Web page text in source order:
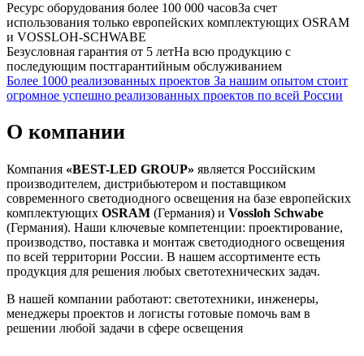
Ресурс оборудования более 100 000 часовЗа счет
использования только европейских комплектующих OSRAM
и VOSSLOH-SCHWABE
Безусловная гарантия от 5 летНа всю продукцию с
последующим постгарантийным обслуживанием
Более 1000 реализованных проектов За нашим опытом стоит
огромное успешно реализованных проектов по всей России
О компании
Компания «BEST-LED GROUP» является Российским
производителем, дистрибьютером и поставщиком
современного светодиодного освещения на базе европейских
комплектующих OSRAM (Германия) и Vossloh Schwabe
(Германия). Наши ключевые компетенции: проектирование,
производство, поставка и монтаж светодиодного освещения
по всей территории России. В нашем ассортименте есть
продукция для решения любых светотехнических задач.
В нашей компании работают: светотехники, инженеры,
менеджеры проектов и логисты готовые помочь вам в
решении любой задачи в сфере освещения